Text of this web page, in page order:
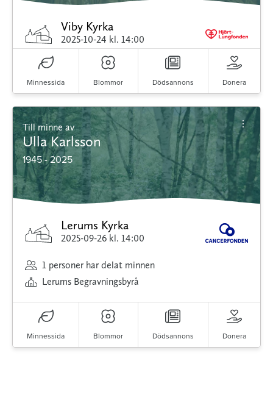
Viby Kyrka
2025-10-24 kl. 14:00
Minnessida Blommor Dödsannons Donera
Till minne av
Ulla Karlsson
1945 - 2025
Lerums Kyrka
2025-09-26 kl. 14:00
1 personer har delat minnen
Lerums Begravningsbyrå
Minnessida Blommor Dödsannons Donera